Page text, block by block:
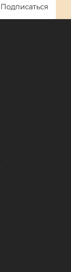
Подписаться